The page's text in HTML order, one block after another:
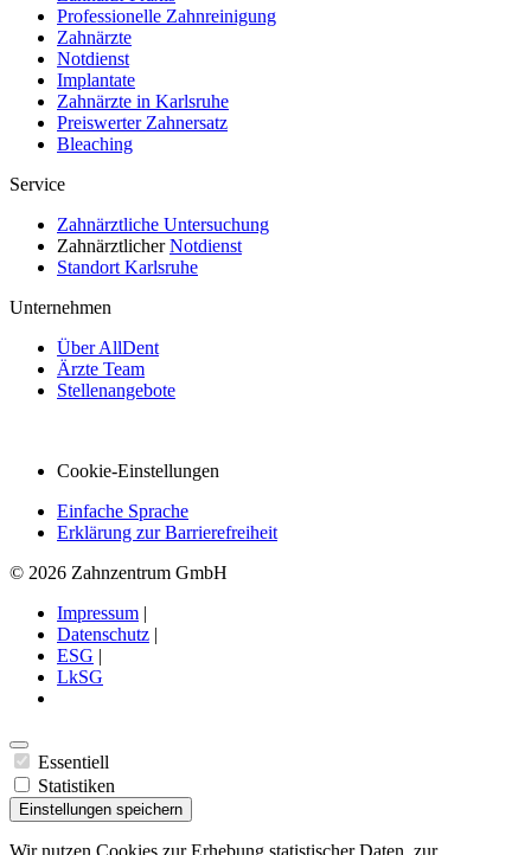
Professionelle Zahnreinigung
Zahnärzte
Notdienst
Implantate
Zahnärzte in Karlsruhe
Preiswerter Zahnersatz
Bleaching
Service
Zahnärztliche Untersuchung
ZahnärztlicherNotdienst
Standort Karlsruhe
Unternehmen
Über AllDent
Ärzte Team
Stellenangebote
Cookie-Einstellungen
Einfache Sprache
Erklärung zur Barrierefreiheit
© 2026 Zahnzentrum GmbH
Impressum |
Datenschutz |
ESG |
LkSG
Essentiell
Statistiken
Einstellungen speichern
Wir nutzen Cookies zur Erhebung statistischer Daten, zur